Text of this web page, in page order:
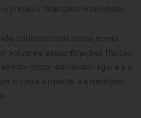
prejuízo financeiro é imediato.
colapsar com essas novas
volume e especificações físicas.
do motor de cálculo agora é a
o caixa e manter a expedição